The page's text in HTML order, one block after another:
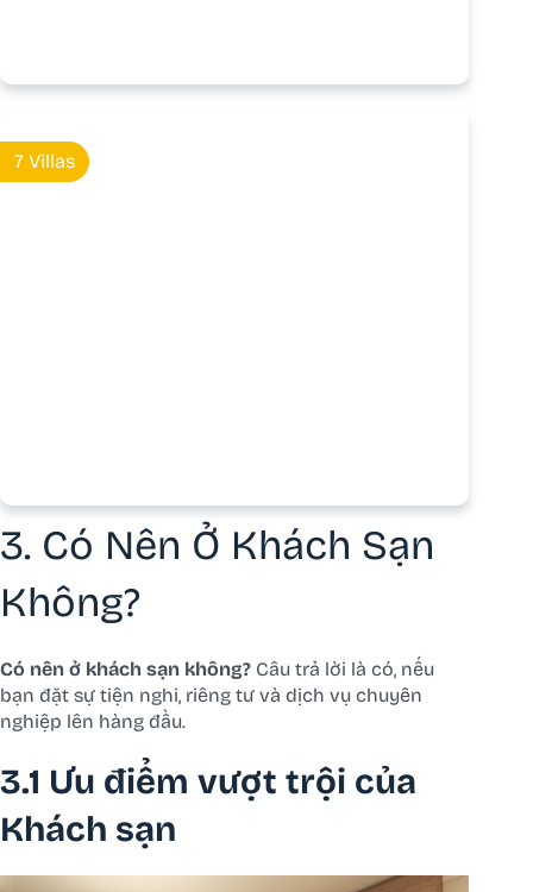
7 Villas
3. Có Nên Ở Khách Sạn
Không?
Có nên ở khách sạn không? Câu trả lời là có, nếu
bạn đặt sự tiện nghi, riêng tư và dịch vụ chuyên
nghiệp lên hàng đầu.
3.1 Ưu điểm vượt trội của
Khách sạn